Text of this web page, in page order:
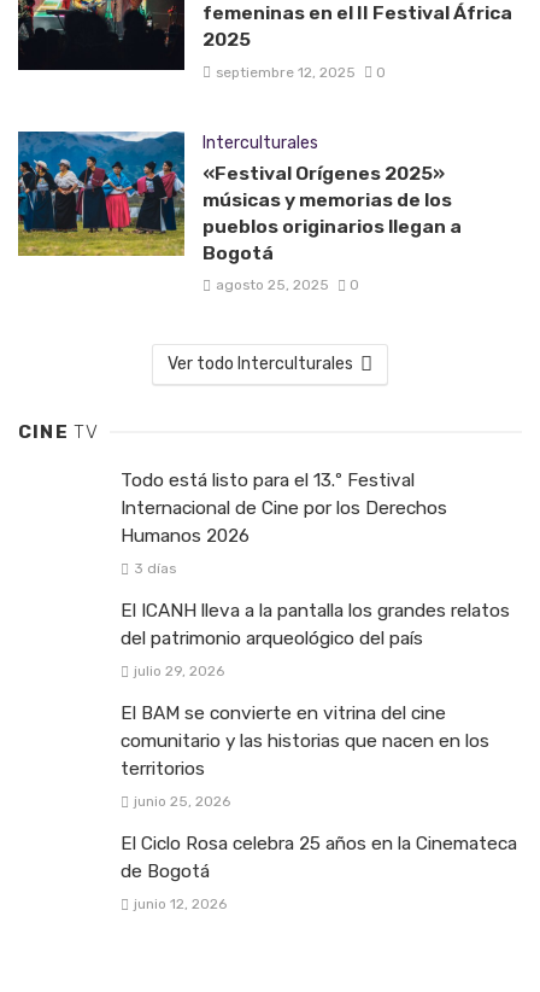
femeninas en el II Festival África
2025
septiembre 12, 2025 0
Interculturales
«Festival Orígenes 2025»
músicas y memorias de los
pueblos originarios llegan a
Bogotá
agosto 25, 2025 0
Ver todo Interculturales
CINETV
Todo está listo para el 13.º Festival
Internacional de Cine por los Derechos
Humanos 2026
3 días
El ICANH lleva a la pantalla los grandes relatos
del patrimonio arqueológico del país
julio 29, 2026
El BAM se convierte en vitrina del cine
comunitario y las historias que nacen en los
territorios
junio 25, 2026
El Ciclo Rosa celebra 25 años en la Cinemateca
de Bogotá
junio 12, 2026